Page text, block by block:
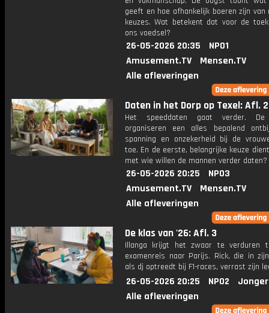
geeft en hoe afhankelijk boeren zijn van
keuzes. Wat betekent dat voor de
ons voedsel?
26-05-2026 20:35
NPO1
Amusement.TV
Mensen.TV
Alle afleveringen
Daten in het Dorp op Texel: Afl. 2
Het speeddaten gaat verder. De
organiseren een alles bepalend
spanning en onzekerheid bij de
toe. En de eerste, belangrijke keuze
met wie willen de mannen verder daten?
26-05-2026 20:25
NPO3
Amusement.TV
Mensen.TV
Alle afleveringen
De klas van '26: Afl. 3
Illanga krijgt het zwaar te verduren
examenreis naar Parijs. Rick, die in
als dj optreedt bij F1-races, verrast zijn
26-05-2026 20:25 NPO2
Alle afleveringen